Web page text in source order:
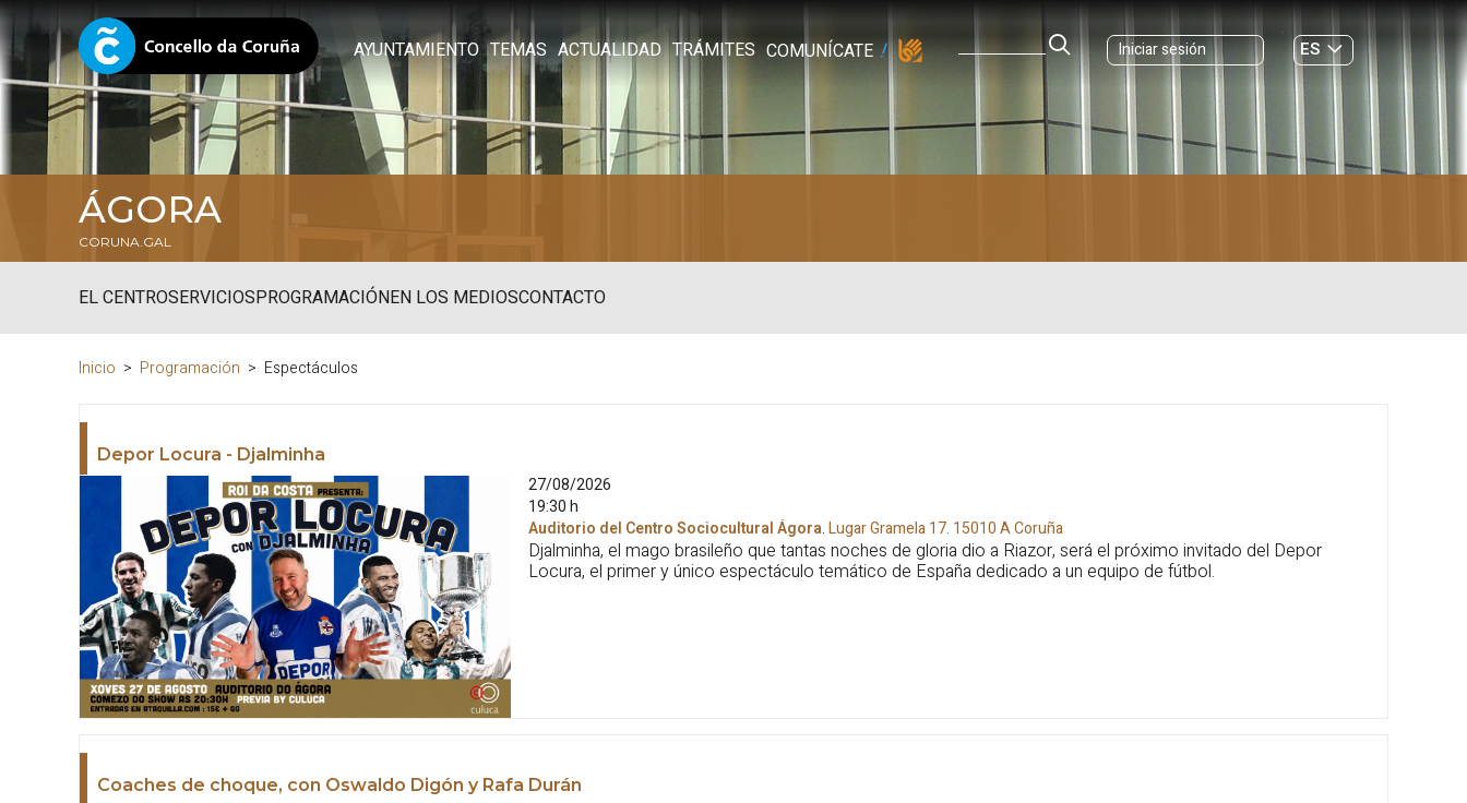
AYUNTAMIENTO TEMAS ACTUALIDAD TRÁMITES COMUNÍCATE Iniciar sesión
ES
GL
ÁGORA
CORUNA.GAL
EL CENTROSERVICIOSPROGRAMACIÓNEN LOS MEDIOSCONTACTO
Inicio Programación Espectáculos
Depor Locura - Djalminha
27/08/2026
19:30 h
Auditorio del Centro Sociocultural Ágora.Lugar Gramela 17. 15010A Coruña
Djalminha, el mago brasileño que tantas noches de gloria dio a Riazor, será el próximo invitado del Depor
Locura, el primer y único espectáculo temático de España dedicado a un equipo de fútbol.
Coaches de choque, con Oswaldo Digón y Rafa Durán